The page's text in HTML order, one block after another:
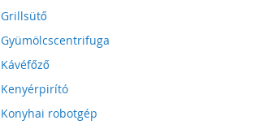
Grillsütő
Gyümölcscentrifuga
Kávéfőző
Kenyérpirító
Konyhai robotgép